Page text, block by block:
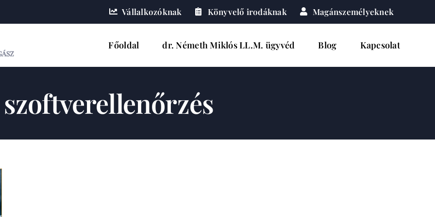
Vállalkozóknak Könyvelő irodáknak Magánszemélyeknek
Főoldal dr. Németh Miklós LL.M. ügyvéd Blog Kapcsolat
szoftverellenőrzés